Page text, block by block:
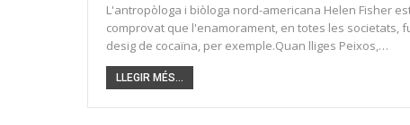
L'antropòloga i biòloga nord-americana Helen Fisher
comprovat que l'enamorament, en totes les societats,
desig de cocaïna, per exemple.Quan lliges Peixos,…
LLEGIR MÉS...